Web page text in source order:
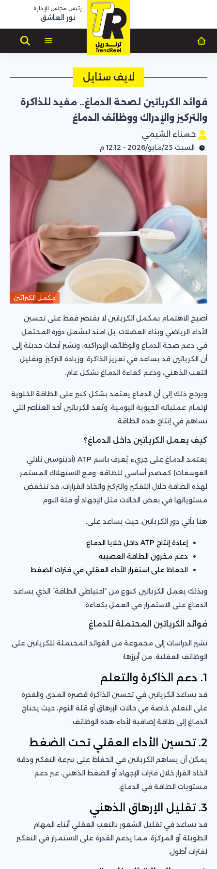
رئيس مجلس الإدارة
نور العاشق
لايف ستايل
فوائد الكرياتين لصحة الدماغ.. مفيد للذاكرة
والتركيز والإدراك ووظائف الدماغ
حسناء الشيمي
السبت 23/مايو/2026 - 12:12 م
مكمل الكيراتين
أصبح الاهتمام بمكمل الكرياتين لا يقتصر فقط على تحسين
الأداء الرياضي وبناء العضلات، بل امتد ليشمل دوره المحتمل
في دعم صحة الدماغ والوظائف الإدراكية. وتشير أبحاث حديثة إلى
أن الكرياتين قد يساعد في تعزيز الذاكرة، وزيادة التركيز، وتقليل
التعب الذهني، ودعم كفاءة الدماغ بشكل عام.
ويرجع ذلك إلى أن الدماغ يعتمد بشكل كبير على الطاقة الخلوية
لإتمام عملياته الحيوية اليومية، ويُعد الكرياتين أحد العناصر التي
تساهم في إنتاج هذه الطاقة.
كيف يعمل الكرياتين داخل الدماغ؟
يعتمد الدماغ على جزيء يُعرف باسم ATP (أدينوسين ثلاثي
الفوسفات) كمصدر أساسي للطاقة. ومع الاستهلاك المستمر
لهذه الطاقة خلال التفكير والتركيز واتخاذ القرارات، قد تنخفض
مستوياتها في بعض الحالات مثل الإجهاد أو قلة النوم.
هنا يأتي دور الكرياتين، حيث يساعد على:
إعادة إنتاج ATP داخل خلايا الدماغ
دعم مخزون الطاقة العصبية
الحفاظ على استقرار الأداء العقلي في فترات الضغط
وبذلك يعمل الكرياتين كنوع من “احتياطي الطاقة” الذي يساعد
الدماغ على الاستمرار في العمل بكفاءة.
فوائد الكرياتين المحتملة للدماغ
تشير الدراسات إلى مجموعة من الفوائد المحتملة للكرياتين على
الوظائف العقلية، من أبرزها:
1. دعم الذاكرة والتعلم
قد يساعد الكرياتين في تحسين الذاكرة قصيرة المدى والقدرة
على التعلم، خاصة في حالات الإرهاق أو قلة النوم، حيث يحتاج
الدماغ إلى طاقة إضافية لأداء هذه الوظائف.
2. تحسين الأداء العقلي تحت الضغط
يمكن أن يساهم الكرياتين في الحفاظ على سرعة التفكير ودقة
اتخاذ القرار خلال فترات الإجهاد أو الضغط الذهني، عبر دعم
مستويات الطاقة في الدماغ.
3. تقليل الإرهاق الذهني
قد يساعد في تقليل الشعور بالتعب العقلي أثناء المهام
الطويلة أو المركزة، مما يدعم القدرة على الاستمرار في التفكير
لفترات أطول.